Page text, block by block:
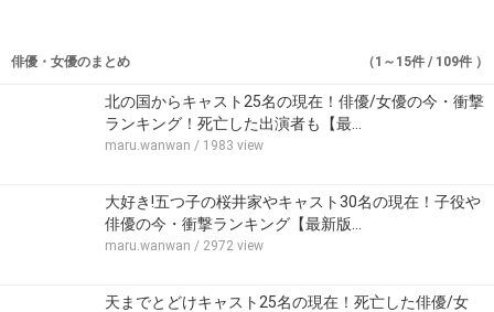
俳優・女優のまとめ （1～15件 / 109件 ）
北の国からキャスト25名の現在！俳優/女優の今・衝撃
ランキング！死亡した出演者も【最…
maru.wanwan / 1983 view
大好き!五つ子の桜井家やキャスト30名の現在！子役や
俳優の今・衝撃ランキング【最新版…
maru.wanwan / 2972 view
天までとどけキャスト25名の現在！死亡した俳優/女